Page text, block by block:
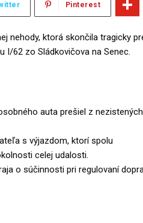
Pinterest
nehody, ktorá skončila tragicky
I/62 zo Sládkovičova na Senec.
auta prešiel z
s výjazdom, ktorí spolu
celej udalosti.
o súčinnosti pri regulovaní